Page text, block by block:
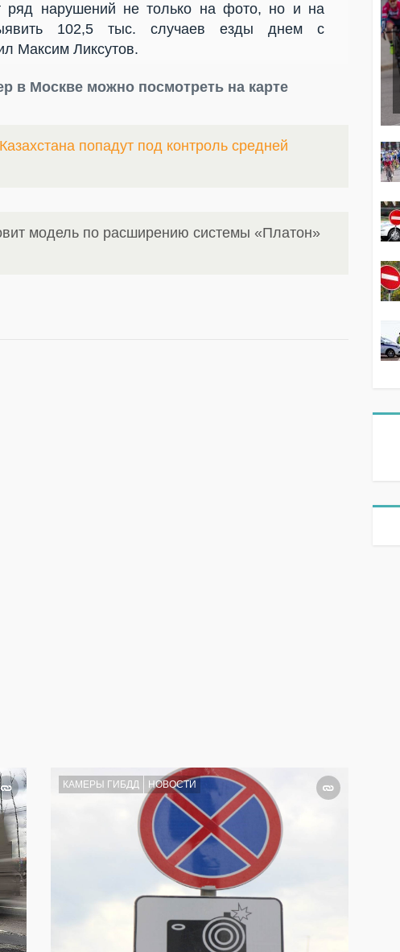
нарушений не только на фото, но и на
102,5 тыс. случаев езды днем с
Максим Ликсутов.
в Москве можно посмотреть на карте
попадут под контроль средней
модель по расширению системы «Платон»
КАМЕРЫ ГИБДД НОВОСТИ